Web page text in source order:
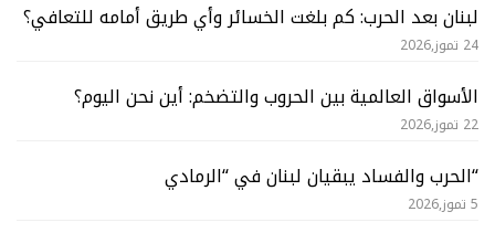
لبنان بعد الحرب: كم بلغت الخسائر وأي طريق أمامه للتعافي؟
24 تموز,2026
الأسواق العالمية بين الحروب والتضخم: أين نحن اليوم؟
22 تموز,2026
“الحرب والفساد يبقيان لبنان في “الرمادي
5 تموز,2026